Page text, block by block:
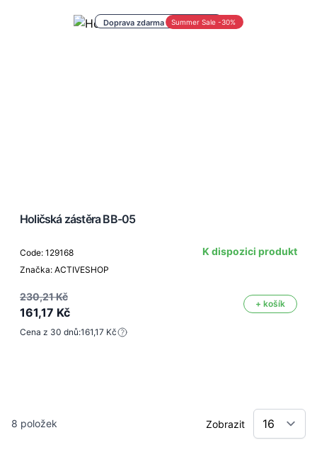
Doprava zdarma nad 1 000 Kč
Summer Sale -30%
Holičská zástěra BB-05
Code: 129168
Značka: ACTIVESHOP
K dispozici produkt
230,21 Kč
161,17 Kč
+ košík
Cena z 30 dnů:161,17 Kč
8 položek Zobrazit